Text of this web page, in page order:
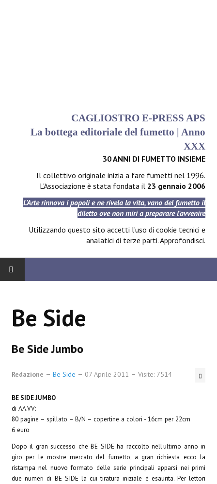
CAGLIOSTRO E-PRESS APS
La bottega editoriale del fumetto | Anno
XXX
30 ANNI DI FUMETTO INSIEME
Il collettivo originale inizia a fare fumetti nel 1996.
L'Associazione è stata fondata il 23 gennaio 2006
L'Arte rinnova i popoli e ne rivela la vita, vano del fumetto il
diletto ove non miri a preparare l'avvenire
Utilizzando questo sito accetti l’uso di cookie tecnici e
analatici di terze parti.Approfondisci.
BOARD
Contest
Prossimamente
Spazio Cagliostro@Lucca 2014
Spazio Cagliostro@Lucca 2016
Spazio Cagliostro@Lucca 2017
Be Side
Be Side Jumbo
Redazione Be Side 07 Aprile 2011 Visite: 7514
BE SIDE JUMBO
di AA.VV:
80 pagine – spillato – B/N – copertine a colori - 16cm per 22cm
6 euro
Dopo il gran successo che BE SIDE ha raccolto nell'ultimo anno in
giro per le mostre mercato del fumetto, a gran richiesta ecco la
ristampa nel nuovo formato delle serie principali apparsi nei primi
due numeri di BE SIDE la cui tiratura iniziale è esaurita. Per lettori